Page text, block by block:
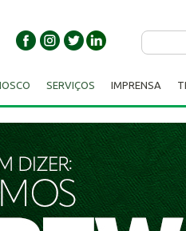
SERVIÇOS IMPRENSA